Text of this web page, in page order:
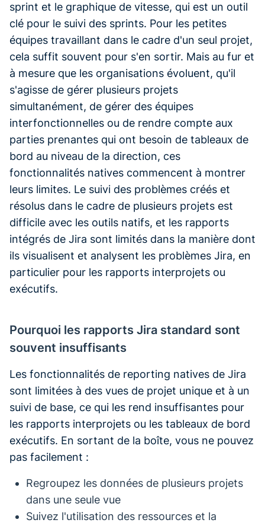
sprint et le graphique de vitesse, qui est un outil
clé pour le suivi des sprints. Pour les petites
équipes travaillant dans le cadre d'un seul projet,
cela suffit souvent pour s'en sortir. Mais au fur et
à mesure que les organisations évoluent, qu'il
s'agisse de gérer plusieurs projets
simultanément, de gérer des équipes
interfonctionnelles ou de rendre compte aux
parties prenantes qui ont besoin de tableaux de
bord au niveau de la direction, ces
fonctionnalités natives commencent à montrer
leurs limites. Le suivi des problèmes créés et
résolus dans le cadre de plusieurs projets est
difficile avec les outils natifs, et les rapports
intégrés de Jira sont limités dans la manière dont
ils visualisent et analysent les problèmes Jira, en
particulier pour les rapports interprojets ou
exécutifs.
Pourquoi les rapports Jira standard sont
souvent insuffisants
Les fonctionnalités de reporting natives de Jira
sont limitées à des vues de projet unique et à un
suivi de base, ce qui les rend insuffisantes pour
les rapports interprojets ou les tableaux de bord
exécutifs. En sortant de la boîte, vous ne pouvez
pas facilement :
Regroupez les données de plusieurs projets
dans une seule vue
Suivez l'utilisation des ressources et la